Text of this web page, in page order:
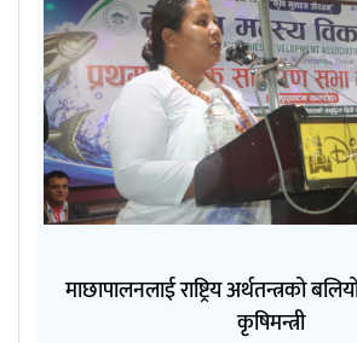
माछापालनलाई राष्ट्रिय अर्थतन्त्रको
कृषिमन्त्री